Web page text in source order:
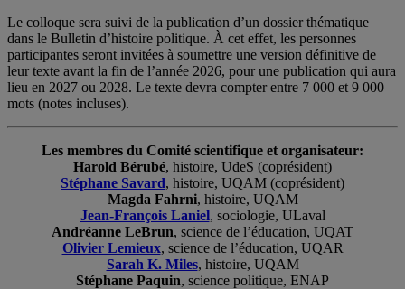
Le colloque sera suivi de la publication d’un dossier thématique
dans le Bulletin d’histoire politique. À cet effet, les personnes
participantes seront invitées à soumettre une version définitive de
leur texte avant la fin de l’année 2026, pour une publication qui aura
lieu en 2027 ou 2028. Le texte devra compter entre 7 000 et 9 000
mots (notes incluses).
Les membres du Comité scientifique et organisateur:
Harold Bérubé, histoire, UdeS (coprésident)
Stéphane Savard, histoire, UQAM (coprésident)
Magda Fahrni, histoire, UQAM
Jean-François Laniel, sociologie, ULaval
Andréanne LeBrun, science de l’éducation, UQAT
Olivier Lemieux, science de l’éducation, UQAR
Sarah K. Miles, histoire, UQAM
Stéphane Paquin, science politique, ENAP